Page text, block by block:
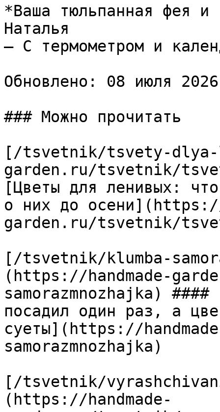
*Ваша тюльпанная фея и
Наталья
— С термометром и
Обновлено: 08 июля
### Можно прочитать
[/tsvetnik/tsvety-dlya-
garden.ru/tsvetnik/
[Цветы для ленивых:
о них до осени](https://
garden.ru/tsvetnik/
[/tsvetnik/klumba-
(https://handmade-
samorazmnozhajka)
посадил один раз, а
суеты](https://
samorazmnozhajka)
[/tsvetnik/
(https://handmade-